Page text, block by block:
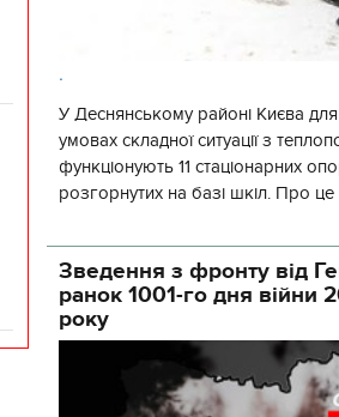
.
У Деснянському районі Києва
умовах складної ситуації з
функціонують 11 стаціонарних
розгорнутих на базі шкіл. Про
Зведення з фронту від
ранок 1001-го дня війни
року